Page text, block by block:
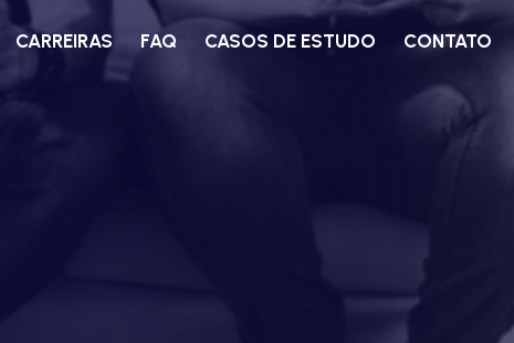
CARREIRAS FAQ CASOS DE ESTUDO CONTATO